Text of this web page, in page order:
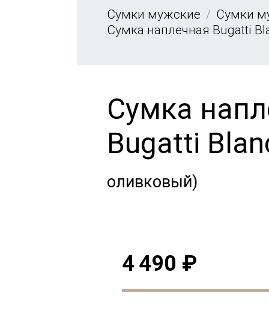
Сумки мужские
Сумки
Сумка наплечная Bugatti
Сумка
Bugatti
оливковый)
4 490 ₽